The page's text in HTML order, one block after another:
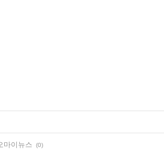
마이뉴스 (0)